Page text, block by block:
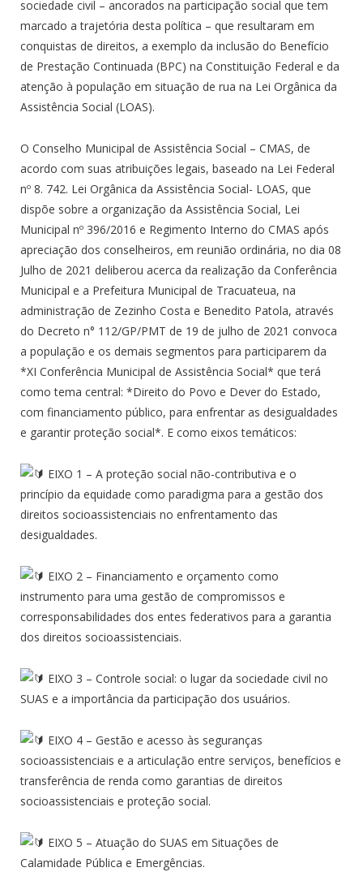
sociedade civil – ancorados na participação social que tem
marcado a trajetória desta política – que resultaram em
conquistas de direitos, a exemplo da inclusão do Benefício
de Prestação Continuada (BPC) na Constituição Federal e da
atenção à população em situação de rua na Lei Orgânica da
Assistência Social (LOAS).
O Conselho Municipal de Assistência Social – CMAS, de
acordo com suas atribuições legais, baseado na Lei Federal
nº 8. 742. Lei Orgânica da Assistência Social- LOAS, que
dispõe sobre a organização da Assistência Social, Lei
Municipal nº 396/2016 e Regimento Interno do CMAS após
apreciação dos conselheiros, em reunião ordinária, no dia 08
Julho de 2021 deliberou acerca da realização da Conferência
Municipal e a Prefeitura Municipal de Tracuateua, na
administração de Zezinho Costa e Benedito Patola, através
do Decreto n° 112/GP/PMT de 19 de julho de 2021 convoca
a população e os demais segmentos para participarem da
*XI Conferência Municipal de Assistência Social* que terá
como tema central: *Direito do Povo e Dever do Estado,
com financiamento público, para enfrentar as desigualdades
e garantir proteção social*. E como eixos temáticos:
EIXO 1 – A proteção social não-contributiva e o
princípio da equidade como paradigma para a gestão dos
direitos socioassistenciais no enfrentamento das
desigualdades.
EIXO 2 – Financiamento e orçamento como
instrumento para uma gestão de compromissos e
corresponsabilidades dos entes federativos para a garantia
dos direitos socioassistenciais.
EIXO 3 – Controle social: o lugar da sociedade civil no
SUAS e a importância da participação dos usuários.
EIXO 4 – Gestão e acesso às seguranças
socioassistenciais e a articulação entre serviços, benefícios e
transferência de renda como garantias de direitos
socioassistenciais e proteção social.
EIXO 5 – Atuação do SUAS em Situações de
Calamidade Pública e Emergências.